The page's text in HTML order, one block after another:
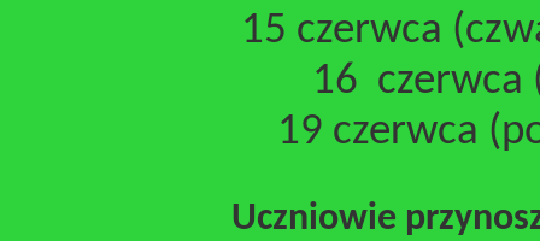
15 czerwca
16 czerwca
19 czerwca
Uczniowie